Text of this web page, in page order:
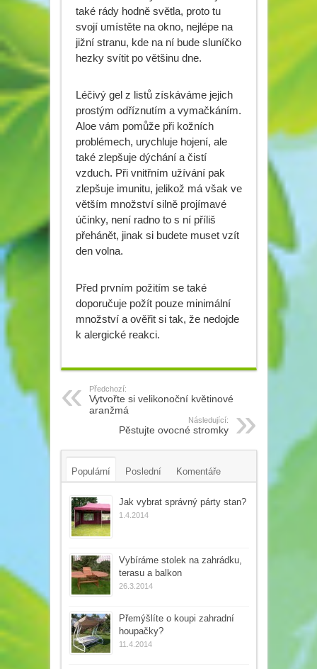
také rády hodně světla, proto tu
svojí umístěte na okno, nejlépe na
jižní stranu, kde na ní bude sluníčko
hezky svítit po většinu dne.
Léčivý gel z listů získáváme jejich
prostým odříznutím a vymačkáním.
Aloe vám pomůže při kožních
problémech, urychluje hojení, ale
také zlepšuje dýchání a čistí
vzduch. Při vnitřním užívání pak
zlepšuje imunitu, jelikož má však ve
větším množství silně projímavé
účinky, není radno to s ní příliš
přehánět, jinak si budete muset vzít
den volna.
Před prvním požitím se také
doporučuje požít pouze minimální
množství a ověřit si tak, že nedojde
k alergické reakci.
Předchozí:
Vytvořte si velikonoční květinové
aranžmá
Následující:
Pěstujte ovocné stromky
Populární Poslední Komentáře
Tagy Jak vybrat správný párty stan?
1.4.2014
Vybíráme stolek na zahrádku,
terasu a balkon
26.3.2014
Přemýšlíte o koupi zahradní
houpačky?
11.4.2014